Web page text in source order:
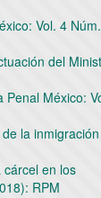
Vol. 4
del
Penal México:
la inmigración
en los
RPM